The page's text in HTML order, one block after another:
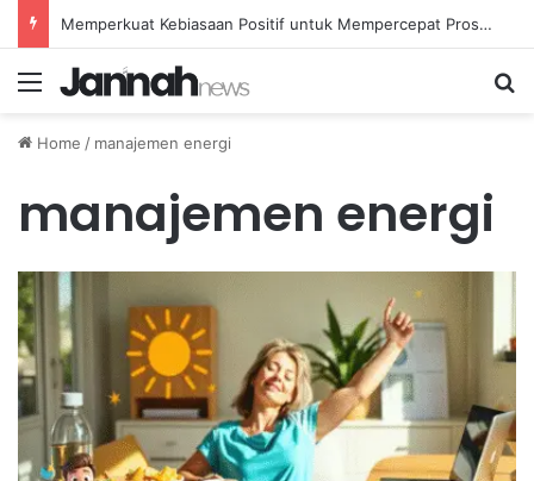
Memperkuat Kebiasaan Positif untuk Mempercepat Proses Pemulihan Mental Anda
Menu
Home / manajemen energi
manajemen energi